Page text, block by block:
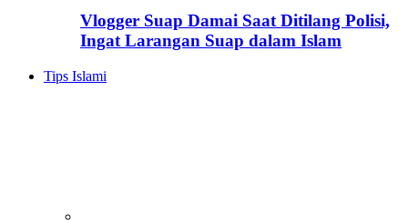
Vlogger Suap Damai Saat Ditilang Polisi,
Ingat Larangan Suap dalam Islam
Tips Islami